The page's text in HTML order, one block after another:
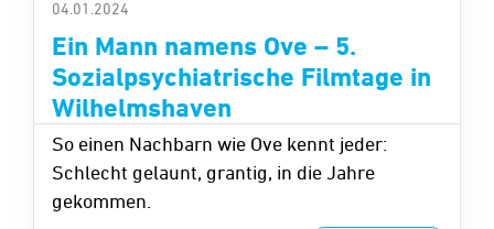
04.01.2024
Ein Mann namens Ove – 5.
Sozialpsychiatrische Filmtage in
Wilhelmshaven
So einen Nachbarn wie Ove kennt jeder:
Schlecht gelaunt, grantig, in die Jahre
gekommen.